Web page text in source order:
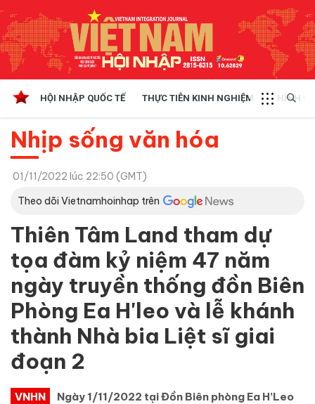
HỘI NHẬP QUỐC TẾ THỰC TIỄN KINH NGHIỆM CHÍNH
Nhịp sống văn hóa
01/11/2022 lúc 22:50 (GMT)
Theo dõi Vietnamhoinhap trên
Thiên Tâm Land tham dự
tọa đàm kỷ niệm 47 năm
ngày truyền thống đồn Biên
Phòng Ea H'leo và lễ khánh
thành Nhà bia Liệt sĩ giai
đoạn 2
VNHN
Ngày 1/11/2022 tại Đồn Biên phòng Ea H’Leo